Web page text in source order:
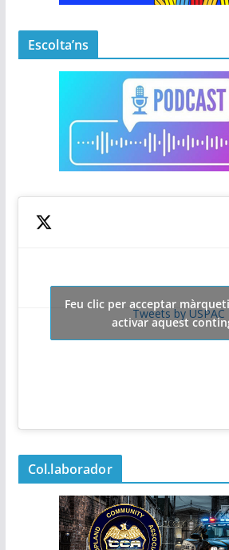
Escolta’ns
Tweets by USPAC
Feu clic per acceptar
activar aquest
Col.laborador